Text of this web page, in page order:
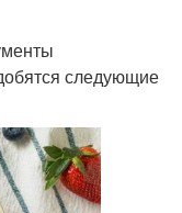
кремы
Крем для
кожи
следующие